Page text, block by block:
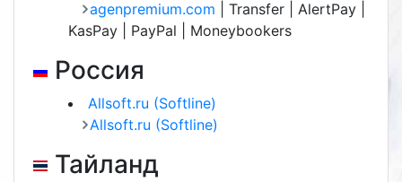
agenpremium.com
| Transfer | AlertPay |
KasPay | PayPal | Moneybookers
Россия
Allsoft.ru (Softline)
Allsoft.ru (Softline)
Тайланд